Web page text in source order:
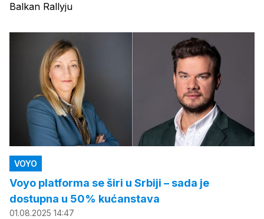
Balkan Rallyju
VOYO
Voyo platforma se širi u Srbiji – sada je
dostupna u 50% kućanstava
01.08.2025 14:47